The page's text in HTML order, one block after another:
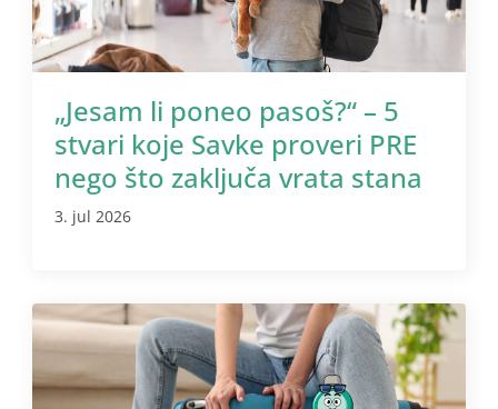
„Jesam li poneo pasoš?“ – 5
stvari koje Savke proveri PRE
nego što zaključa vrata stana
3. jul 2026